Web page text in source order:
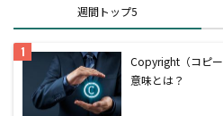
週間トップ5
Copyright（コピ
意味とは？